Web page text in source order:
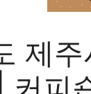
제주